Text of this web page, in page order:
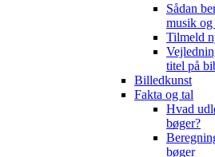
Sådan
musik
Tilmeld
titel på
Billedkunst
Fakta og tal
Hvad
bøger?
bøger